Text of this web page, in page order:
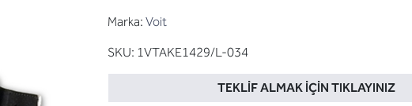
Marka: Voit
SKU: 1VTAKE1429/L-034
TEKLIF ALMAK İÇIN TIKLAYINIZ